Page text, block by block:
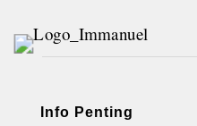
Info Penting